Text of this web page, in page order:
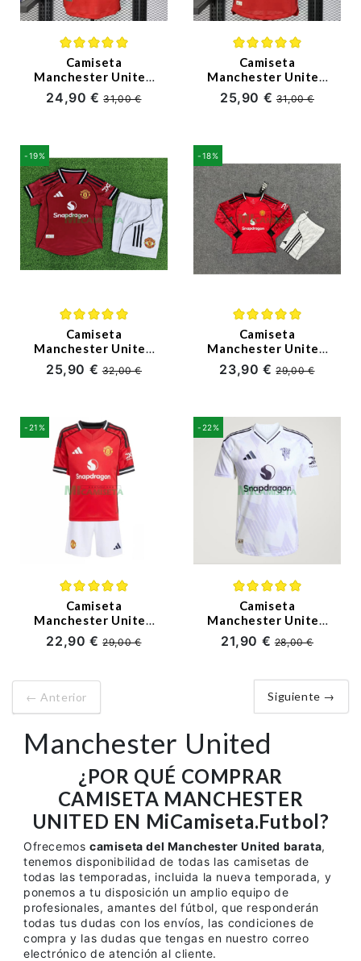
Camiseta
Manchester United
Primera Equipación
2025/2026 Rojo
24,90 €31,00 €
Camiseta
Manchester United
Primera Equipación
2025/2026 ML Rojo
25,90 €31,00 €
-19%
Camiseta
Manchester United
Primera Equipación
2025/2026 Rojo Niño
25,90 €32,00 €
-18%
Camiseta
Manchester United
Primera Equipación
2025/2026 ML Rojo
23,90 €29,00 €
-21%
Camiseta
Manchester United
Primera Equipación
2025/2026 Rojo Niño
22,90 €29,00 €
-22%
Camiseta
Manchester United
Segunda
Equipación 2025/2026
21,90 €28,00 €
← Anterior Siguiente →
Manchester United
¿POR QUÉ COMPRAR
CAMISETA MANCHESTER
UNITED EN MiCamiseta.Futbol?
Ofrecemos camiseta del Manchester United barata,
tenemos disponibilidad de todas las camisetas de
todas las temporadas, incluida la nueva temporada, y
ponemos a tu disposición un amplio equipo de
profesionales, amantes del fútbol, que responderán
todas tus dudas con los envíos, las condiciones de
compra y las dudas que tengas en nuestro correo
electrónico de atención al cliente.